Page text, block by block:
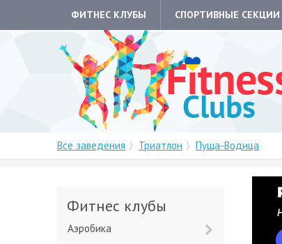
ФИТНЕС КЛУБЫ СПОРТИВНЫЕ СЕКЦИИ
Все заведения Триатлон Пуща-Водица
Фитнес клубы
Аэробика